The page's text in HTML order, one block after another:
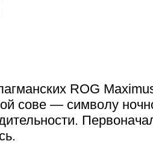
ROG
сове — символу